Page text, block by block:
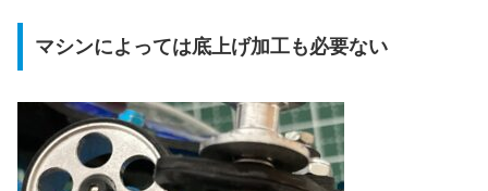
マシンによっては底上げ加工も必要ない